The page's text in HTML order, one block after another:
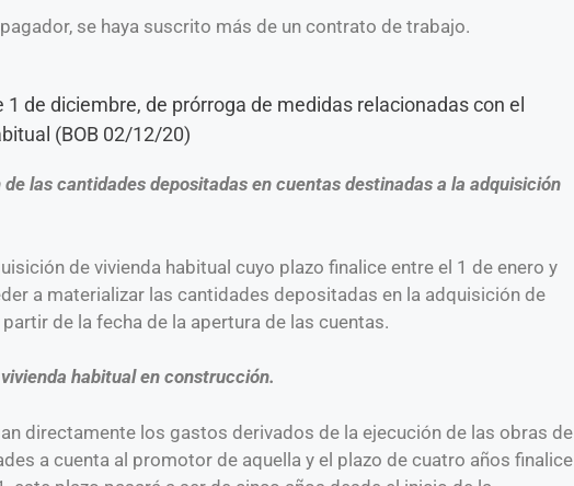
se haya suscrito más de un contrato de trabajo.
1 de diciembre, de prórroga de medidas relacionadas con el
(BOB 02/12/20)
las cantidades depositadas en cuentas destinadas a la adquisición
de vivienda habitual cuyo plazo finalice entre el 1 de enero y
a materializar las cantidades depositadas en la adquisición de
de la fecha de la apertura de las cuentas.
habitual en construcción.
directamente los gastos derivados de la ejecución de las obras de
a cuenta al promotor de aquella y el plazo de cuatro años finalice